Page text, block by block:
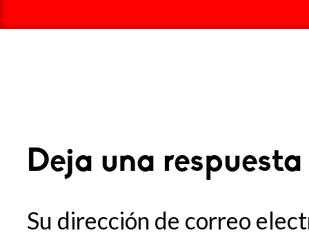
Deja una respuesta
Su dirección de correo